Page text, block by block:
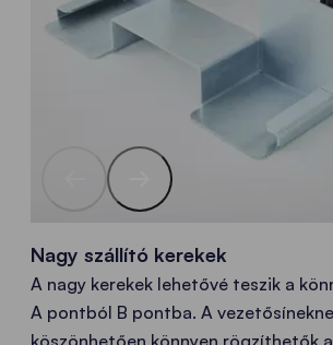
Nagy szállító kerekek
A nagy kerekek lehetővé teszik a
A pontból B pontba. A
köszönhetően könnyen rögzíthetők